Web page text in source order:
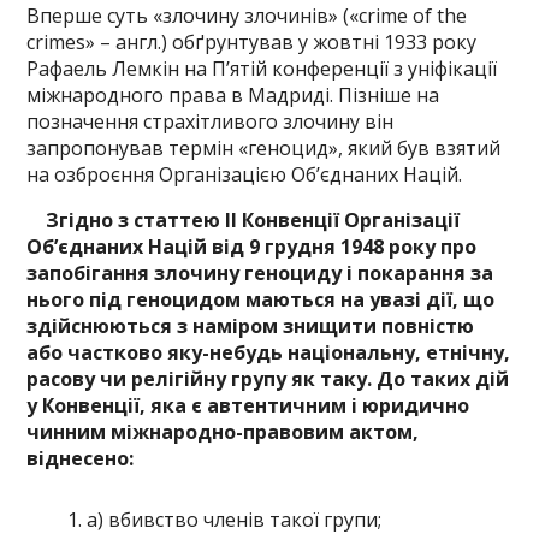
Вперше суть «злочину злочинів» («crime of the
crimes» – англ.) обґрунтував у жовтні 1933 року
Рафаель Лемкін на П’ятій конференції з уніфікації
міжнародного права в Мадриді. Пізніше на
позначення страхітливого злочину він
запропонував термін «геноцид», який був взятий
на озброєння Організацією Об’єднаних Націй.
Згідно з статтею II Конвенції Організації
Об’єднаних Націй від 9 грудня 1948 року про
запобігання злочину геноциду і покарання за
нього під геноцидом маються на увазі дії, що
здійснюються з наміром знищити повністю
або частково яку-небудь національну, етнічну,
расову чи релігійну групу як таку. До таких дій
у Конвенції, яка є автентичним і юридично
чинним міжнародно-правовим актом,
віднесено:
a) вбивство членів такої групи;